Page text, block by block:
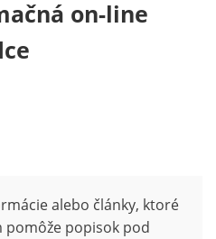
on-line
alebo články, ktoré
pomôže popisok pod